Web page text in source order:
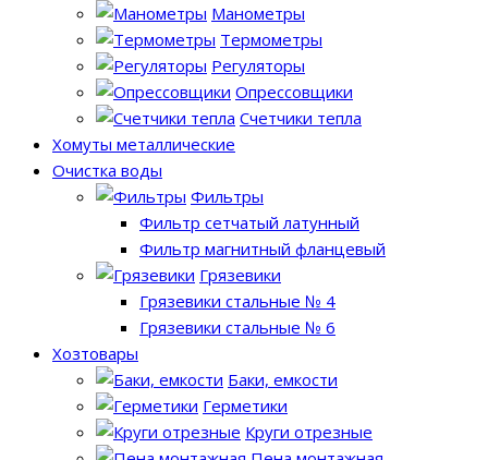
Манометры
Термометры
Регуляторы
Опрессовщики
Счетчики тепла
Хомуты металлические
Очистка воды
Фильтры
Фильтр сетчатый латунный
Фильтр магнитный фланцевый
Грязевики
Грязевики стальные № 4
Грязевики стальные № 6
Хозтовары
Баки, емкости
Герметики
Круги отрезные